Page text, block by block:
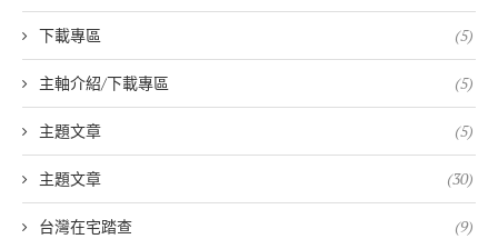
下載專區 (5)
主軸介紹/下載專區 (5)
主題文章 (5)
主題文章 (30)
台灣在宅踏查 (9)